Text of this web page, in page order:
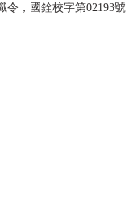
，國銓校字第02193號